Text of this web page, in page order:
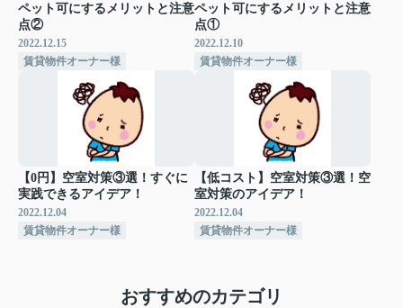
ペット可にするメリットと注意
点②
2022.12.15
賃貸物件オーナー様
ペット可にするメリットと注意
点①
2022.12.10
賃貸物件オーナー様
【0円】空室対策③選！すぐに
実践できるアイデア！
2022.12.04
賃貸物件オーナー様
【低コスト】空室対策③選！空
室対策のアイデア！
2022.12.04
賃貸物件オーナー様
おすすめのカテゴリ